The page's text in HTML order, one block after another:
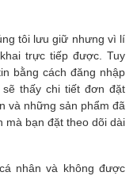
tôi lưu giữ nhưng vì lí
trực tiếp được. Tuy
bằng cách đăng nhập
thấy chi tiết đơn đặt
và những sản phẩm đã
mà bạn đặt theo dõi dài
nhân và không được